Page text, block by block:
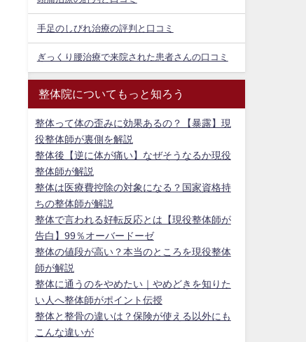
手足のしびれ治療の評判と口コミ
ぎっくり腰治療で来院された患者さんの口コミ
整体院についてもっと知ろう
整体って体の歪みに効果あるの？【暴露】現
役整体師が裏側を解説
整体後【逆に体が痛い】なぜそうなるか現役
整体師が解説
整体は医療費控除の対象になる？国家資格持
ちの整体師が解説
整体で言われる好転反応とは【現役整体師が
告白】99％オーバードーゼ
整体の値段が高い？本当のところを現役整体
師が解説
整体に通うのをやめたい｜やめどきを知りた
い人へ整体師がポイント伝授
整体と整骨の違いは？保険が使える以外にも
こんな違いが